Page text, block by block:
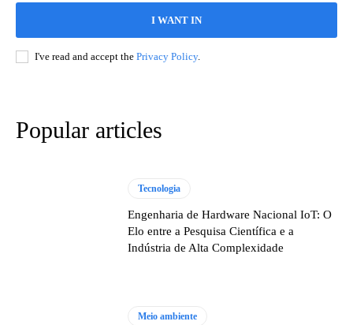
I WANT IN
I've read and accept the Privacy Policy.
Popular articles
Tecnologia
Engenharia de Hardware Nacional IoT: O
Elo entre a Pesquisa Científica e a
Indústria de Alta Complexidade
Meio ambiente